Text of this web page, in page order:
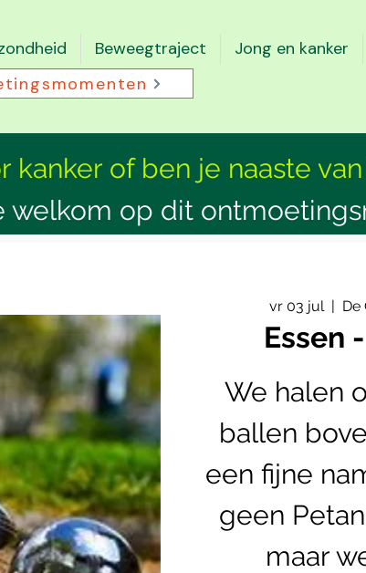
Beweegtraject Jong en kanker
kanker of ben je naaste
welkom op dit
vr 03 jul
  |
De
Essen
We halen
ballen
een fijne
geen
maar